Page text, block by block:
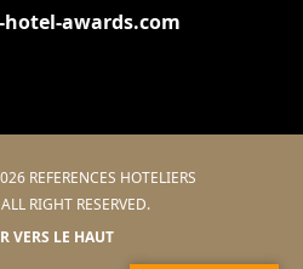
awards.com
REFERENCES HOTELIERS
RIGHT RESERVED.
VERS LE HAUT